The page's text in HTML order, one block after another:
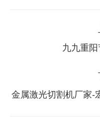
航
九九重
金属激光切割机厂家-